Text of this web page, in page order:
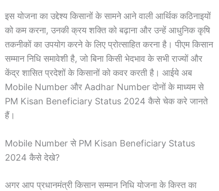
इस योजना का उद्देश्य किसानों के सामने आने वाली आर्थिक कठिनाइयों
को कम करना, उनकी क्रय शक्ति को बढ़ाना और उन्हें आधुनिक कृषि
तकनीकों का उपयोग करने के लिए प्रोत्साहित करना है। पीएम किसान
सम्मान निधि समावेशी है, जो बिना किसी भेदभाव के सभी राज्यों और
केंद्र शासित प्रदेशों के किसानों को कवर करती है। आईये अब
Mobile Number और Aadhar Number दोनों के माध्यम से
PM Kisan Beneficiary Status 2024 कैसे चेक करे जानते
हैं।
Mobile Number से PM Kisan Beneficiary Status
2024 कैसे देखे?
अगर आप प्रधानमंत्री किसान सम्मान निधि योजना के किस्त का